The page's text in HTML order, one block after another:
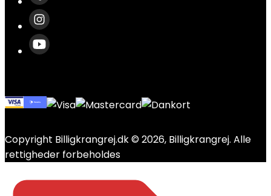
Copyright Billigkrangrej.dk © 2026, Billigkrangrej. Alle
rettigheder forbeholdes